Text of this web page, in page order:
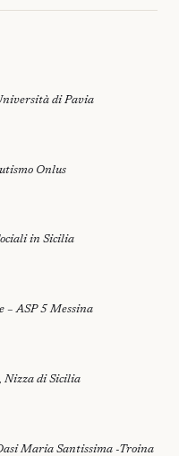
di Pavia
Onlus
in Sicilia
– ASP 5 Messina
Nizza di Sicilia
Maria Santissima -Troina